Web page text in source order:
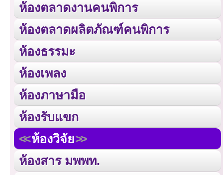
ห้องตลาดงานคนพิการ
ห้องตลาดผลิตภัณฑ์คนพิการ
ห้องธรรมะ
ห้องเพลง
ห้องภาษามือ
ห้องรับแขก
ห้องวิจัย
ห้องสาร มพพท.